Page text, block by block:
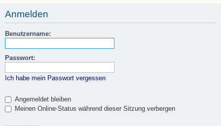
Anmelden
Benutzername:
Passwort:
Ich habe mein Passwort vergessen
Angemeldet bleiben
Meinen Online-Status während dieser Sitzung verbergen